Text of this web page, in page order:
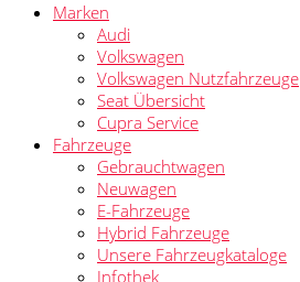
Marken
Audi
Volkswagen
Volkswagen Nutzfahrzeuge
Seat Übersicht
Cupra Service
Fahrzeuge
Gebrauchtwagen
Neuwagen
E-Fahrzeuge
Hybrid Fahrzeuge
Unsere Fahrzeugkataloge
Infothek